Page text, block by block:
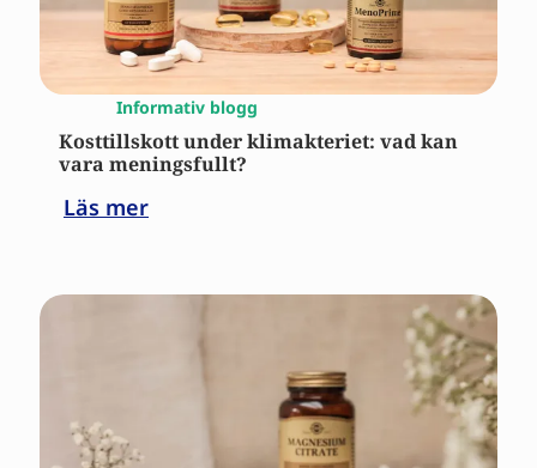
Informativ blogg
Kosttillskott under klimakteriet: vad kan
vara meningsfullt?
Läs mer